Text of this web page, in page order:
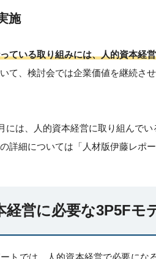
施
ている取り組みには、人的資本経
て、検討会では企業価値を継続さ
には、人的資本経営に取り組んで
詳細については「人材版伊藤レポ
経営に必要な3P5Fモ